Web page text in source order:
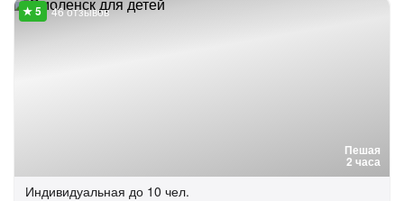
Пешая
2 часа
46 отзывов
Индивидуальная до 10 чел.